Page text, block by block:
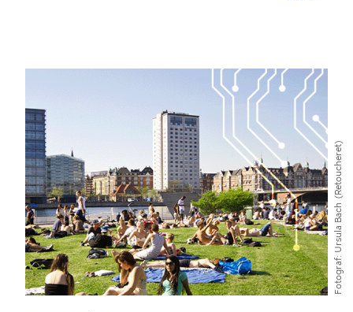
Fotograf
Ursula Bach
(Retoucheret)